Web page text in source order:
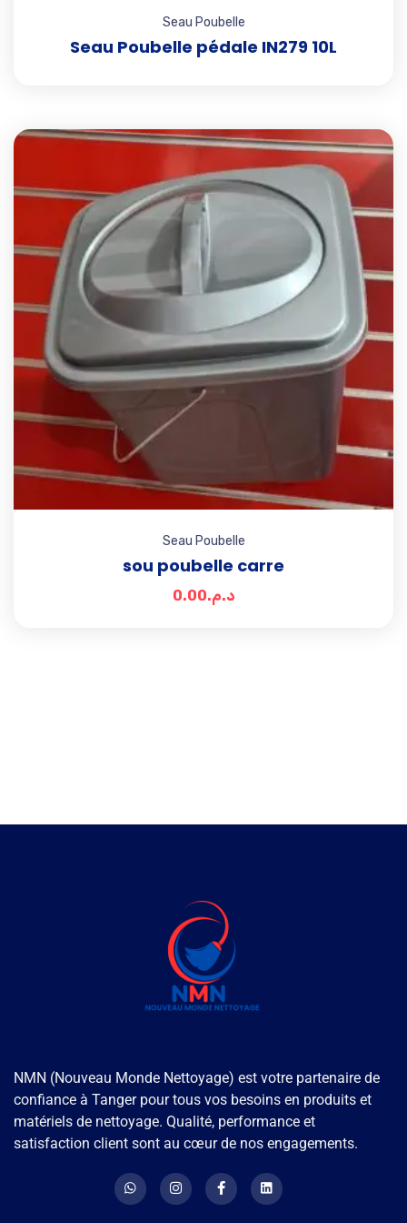
Seau Poubelle
Seau Poubelle pédale IN279 10L
Add
Seau Poubelle
sou poubelle carre
د.م.0.00
NMN (Nouveau Monde Nettoyage) est votre partenaire de
confiance à Tanger pour tous vos besoins en produits et
matériels de nettoyage. Qualité, performance et
satisfaction client sont au cœur de nos engagements.